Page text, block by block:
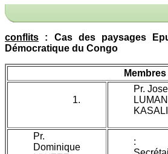
conflits : Cas des paysages
Démocratique du Congo
1.
Pr.
KASALI
Pr.
Dominique
: